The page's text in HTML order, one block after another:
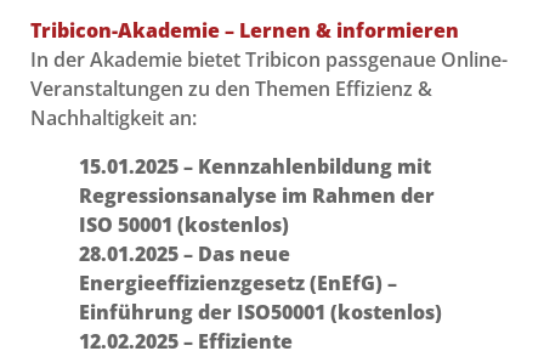
Tribicon-Akademie – Lernen & informieren
In der Akademie bietet Tribicon passgenaue Online-
Veranstaltungen zu den Themen Effizienz &
Nachhaltigkeit an:
15.01.2025 – Kennzahlenbildung mit
Regressionsanalyse im Rahmen der
ISO 50001 (kostenlos)
28.01.2025 – Das neue
Energieeffizienzgesetz (EnEfG) –
Einführung der ISO50001 (kostenlos)
12.02.2025 – Effiziente